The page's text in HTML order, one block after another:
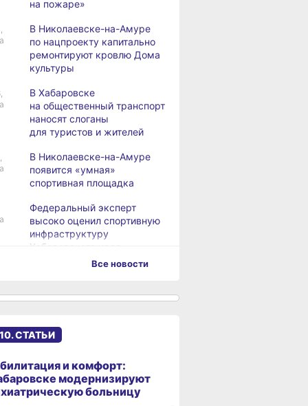
на пожаре»
В Николаевске-на-Амуре
по нацпроекту капитально
ремонтируют кровлю Дома
культуры
В Хабаровске
на общественный транспорт
наносят слоганы
для туристов и жителей
В Николаевске-на-Амуре
появится «умная»
спортивная площадка
Федеральный эксперт
высоко оценил спортивную
инфраструктуру
Хабаровского края
в Хабаровском крае
в Хабаровском крае
В Хабаровском крае
высокотехнологичную
помощь получили более
Все новости
СТАТЬИ
и комфорт:
модернизируют
больницу